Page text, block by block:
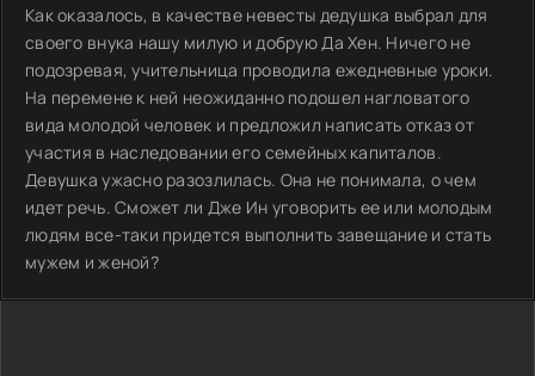
Как оказалось, в качестве невесты дедушка выбрал для
своего внука нашу милую и добрую Да Хен. Ничего не
подозревая, учительница проводила ежедневные уроки.
На перемене к ней неожиданно подошел нагловатого
вида молодой человек и предложил написать отказ от
участия в наследовании его семейных капиталов.
Девушка ужасно разозлилась. Она не понимала, о чем
идет речь. Сможет ли Дже Ин уговорить ее или молодым
людям все-таки придется выполнить завещание и стать
мужем и женой?